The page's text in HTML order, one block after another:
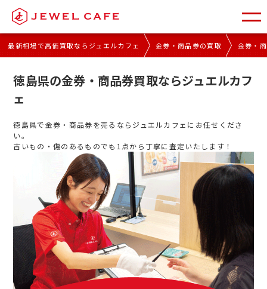
最新相場で高価買取ならジュエルカフェ 金券・商品券の買取 金券・
徳島県の金券・商品券買取ならジュエルカフ
ェ
徳島県で金券・商品券を売るならジュエルカフェにお任せくださ
い。
古いもの・傷のあるものでも1点から丁寧に査定いたします！